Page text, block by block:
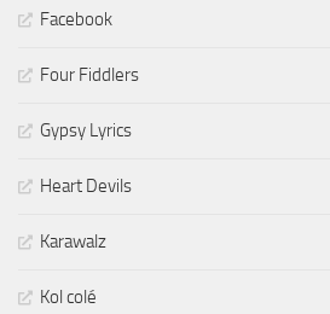
Facebook
Four Fiddlers
Gypsy Lyrics
Heart Devils
Karawalz
Kol colé